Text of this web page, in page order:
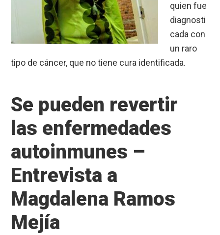
quien fue
diagnosti
cada con
un raro
tipo de cáncer, que no tiene cura identificada.
Se pueden revertir
las enfermedades
autoinmunes –
Entrevista a
Magdalena Ramos
Mejía